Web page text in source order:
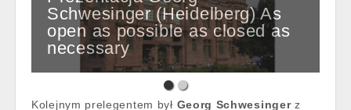
Schwesinger (Heidelberg) As
open as possible as closed as
necessary
Kolejnym prelegentem był Georg Schwesingerz